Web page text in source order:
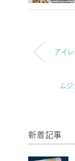
アイ
ム
新着記事